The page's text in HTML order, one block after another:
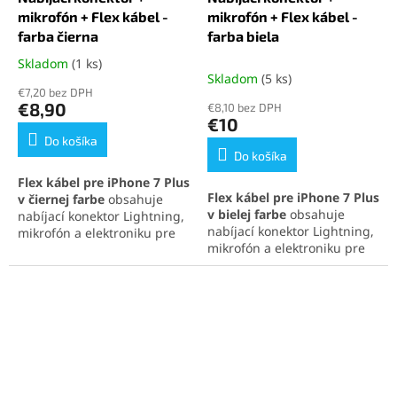
mikrofón + Flex kábel -
farba čierna
Priemerné
produktu
je
5,0
hviezdičiek.
Skladom (1 ks)
€7,20 bez DPH
€8,90
Do košíka
Flex kábel pre iPhone 7 Plus
v čiernej farbe obsahuje
nabíjací konektor Lightning,
mikrofón a elektroniku pre
problémy s nabíjaním,
mikrofón + Flex kábel -
farba biela
Skladom (5 ks)
€8,10 bez DPH
€10
Do košíka
Flex kábel pre iPhone 7 Plus
v bielej farbe obsahuje
nabíjací konektor Lightning,
mikrofón a elektroniku pre
pripojenie slúchadiel. Rieši